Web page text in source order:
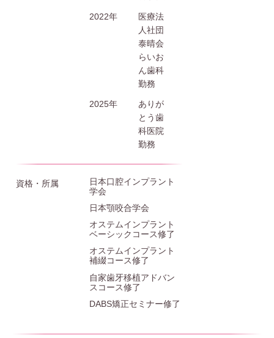
2022年
医療法
人社団
泰晴会
らいお
ん歯科
勤務
2025年
ありが
とう歯
科医院
勤務
資格・所属
日本口腔インプラント
学会
日本顎咬合学会
オステムインプラント
ベーシックコース修了
オステムインプラント
補綴コース修了
自家歯牙移植アドバン
スコース修了
DABS矯正セミナー修了